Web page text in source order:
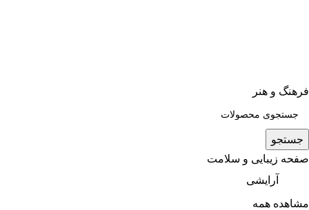
فرهنگ و هنر
جستجو
صفحه زیبایی و سلامت
آرایشی
مشاهده همه